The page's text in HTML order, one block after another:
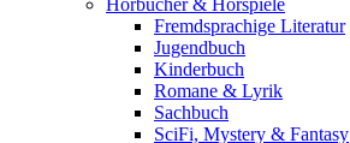
Hörbücher & Hörspiele
Fremdsprachige Literatur
Jugendbuch
Kinderbuch
Romane & Lyrik
Sachbuch
SciFi, Mystery & Fantasy